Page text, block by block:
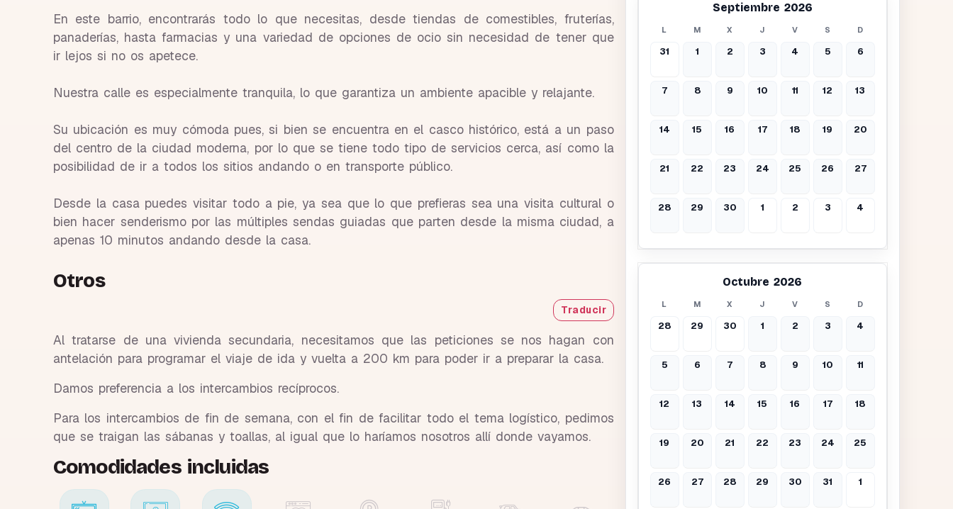
En este barrio, encontrarás todo lo que necesitas, desde tiendas de comestibles, fruterías,
panaderías, hasta farmacias y una variedad de opciones de ocio sin necesidad de tener que
ir lejos si no os apetece.
Nuestra calle es especialmente tranquila, lo que garantiza un ambiente apacible y relajante.
Su ubicación es muy cómoda pues, si bien se encuentra en el casco histórico, está a un paso
del centro de la ciudad moderna, por lo que se tiene todo tipo de servicios cerca, así como la
posibilidad de ir a todos los sitios andando o en transporte público.
Desde la casa puedes visitar todo a pie, ya sea que lo que prefieras sea una visita cultural o
bien hacer senderismo por las múltiples sendas guiadas que parten desde la misma ciudad, a
apenas 10 minutos andando desde la casa.
Otros
Traducir
Al tratarse de una vivienda secundaria, necesitamos que las peticiones se nos hagan con
antelación para programar el viaje de ida y vuelta a 200 km para poder ir a preparar la casa.
Damos preferencia a los intercambios recíprocos.
Para los intercambios de fin de semana, con el fin de facilitar todo el tema logístico, pedimos
que se traigan las sábanas y toallas, al igual que lo haríamos nosotros allí donde vayamos.
Comodidades incluidas
Septiembre 2026
L M X J V S D
31 1 2 3 4 5 6
7 8 9 10 11 12 13
14 15 16 17 18 19 20
21 22 23 24 25 26 27
28 29 30 1 2 3 4
Octubre 2026
L M X J V S D
28 29 30 1 2 3 4
5 6 7 8 9 10 11
12 13 14 15 16 17 18
19 20 21 22 23 24 25
26 27 28 29 30 31 1